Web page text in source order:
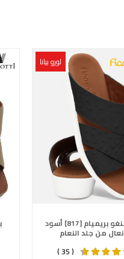
لورو بيانا
فلامنغو بريميام [817] أسود
نعال من جلد النعام
( 35 )